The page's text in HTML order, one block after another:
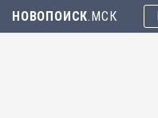
НОВОПОИСК.МСК